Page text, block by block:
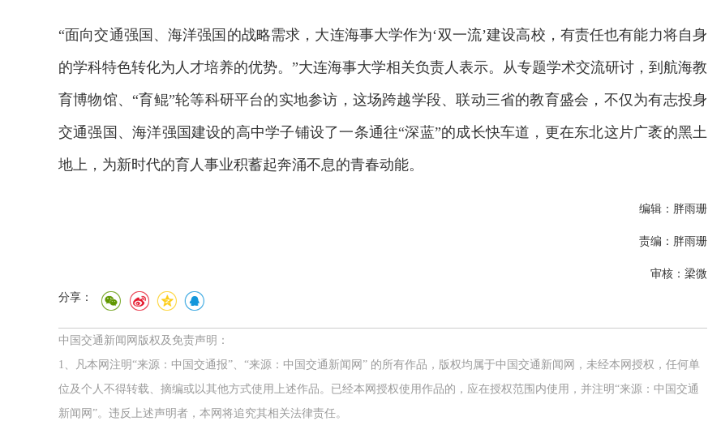
“面向交通强国、海洋强国的战略需求，大连海事大学作为‘双一流’建设高校，有责任也有能力将自身
的学科特色转化为人才培养的优势。”大连海事大学相关负责人表示。从专题学术交流研讨，到航海教
育博物馆、“育鲲”轮等科研平台的实地参访，这场跨越学段、联动三省的教育盛会，不仅为有志投身
交通强国、海洋强国建设的高中学子铺设了一条通往“深蓝”的成长快车道，更在东北这片广袤的黑土
地上，为新时代的育人事业积蓄起奔涌不息的青春动能。
编辑：胖雨珊
责编：胖雨珊
审核：梁微
分享：
中国交通新闻网版权及免责声明：
1、凡本网注明“来源：中国交通报”、“来源：中国交通新闻网” 的所有作品，版权均属于中国交通新闻网，未经本网授权，任何单
位及个人不得转载、摘编或以其他方式使用上述作品。已经本网授权使用作品的，应在授权范围内使用，并注明“来源：中国交通
新闻网”。违反上述声明者，本网将追究其相关法律责任。